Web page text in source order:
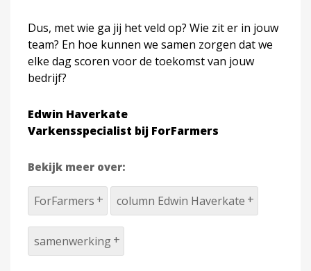
Dus, met wie ga jij het veld op? Wie zit er in jouw
team? En hoe kunnen we samen zorgen dat we
elke dag scoren voor de toekomst van jouw
bedrijf?
Edwin Haverkate
Varkensspecialist bij ForFarmers
Bekijk meer over:
ForFarmers column Edwin Haverkate
samenwerking